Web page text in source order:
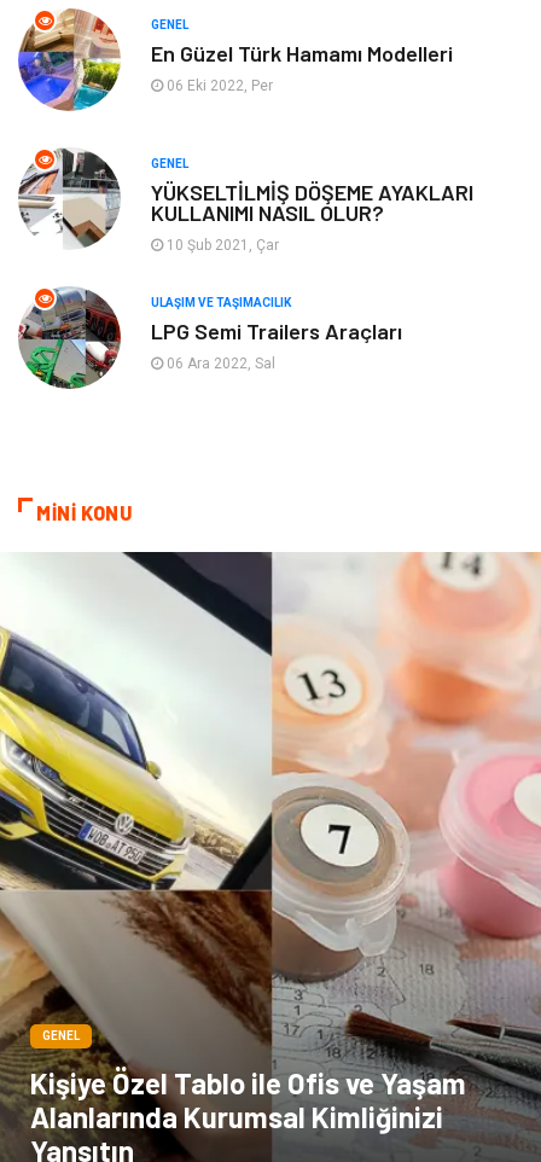
Tatil Finans & Ekonomi
Turizm
Aksesuar
Plastik
Ambalaj Eğlence
Pazarlama
Bebek Giyim Dernekler ve Birlikler
çiçek İnternet
Tarım & Hayvancılık Endüstriyel Ürünler
GENEL
En Güzel Türk Hamamı Modelleri
06 Eki 2022, Per
GENEL
YÜKSELTİLMİŞ DÖŞEME AYAKLARI
KULLANIMI NASIL OLUR?
10 Şub 2021, Çar
ULAŞIM VE TAŞIMACILIK
LPG Semi Trailers Araçları
06 Ara 2022, Sal
MİNİ KONU
GENEL
Kişiye Özel Tablo ile Ofis ve Yaşam
Alanlarında Kurumsal Kimliğinizi
Yansıtın